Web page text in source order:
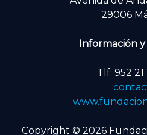
29006
Información
Tlf: 952
Copyright © 2026